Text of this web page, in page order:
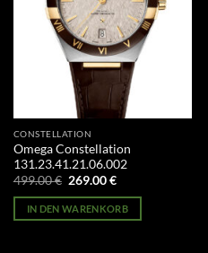
CONSTELLATION
Omega Constellation
131.23.41.21.06.002
499.00€ Ursprünglicher
war:
499.00 €
269.00€Aktueller
ist:
269.00 €.
IN DEN WARENKORB